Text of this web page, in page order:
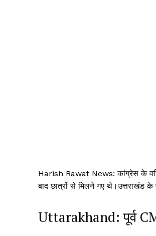
Harish Rawat News: कांग्रेस के
बाद छात्रों से मिलने गए थे।उत्तराखंड के
Uttarakhand: पूर्व